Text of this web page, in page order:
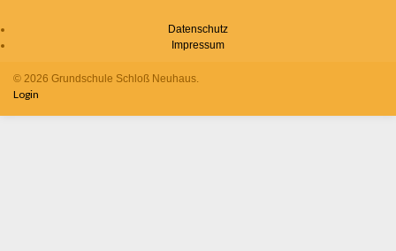
Datenschutz
Impressum
© 2026 Grundschule Schloß Neuhaus.
Login